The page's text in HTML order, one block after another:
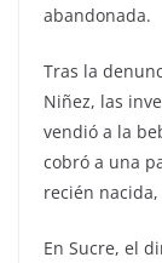
abandonada.
Tras la
Niñez, las
vendió a la
cobró a una
recién
En Sucre, el